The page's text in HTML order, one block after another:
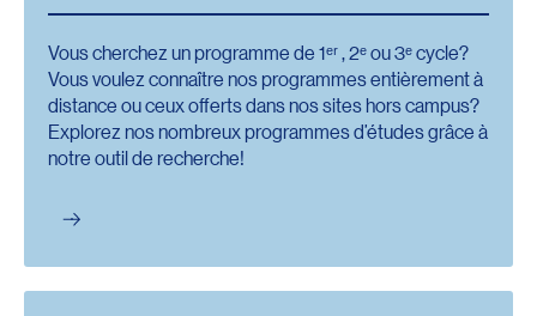
Vous cherchez un programme de 1ᵉʳ , 2ᵉ ou 3ᵉ cycle?
Vous voulez connaître nos programmes entièrement à
distance ou ceux offerts dans nos sites hors campus?
Explorez nos nombreux programmes d’études grâce à
notre outil de recherche!